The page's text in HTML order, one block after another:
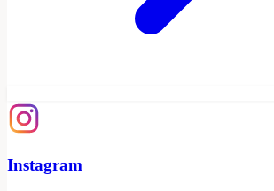
Instagram